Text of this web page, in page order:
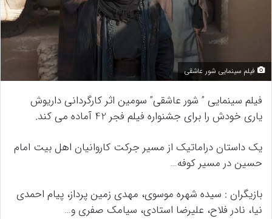
فیلم سینمایی شور عاشقی
فیلم سینمایی ” شور عاشقی” سومین اثر کارگردانی داریوش
یاری خودش را برای جشنواره فیلم فجر 42 آماده می کند.
یک داستان دراماتیک از مسیر جرکت کاروانیان اهل بیت امام
حسین در مسیر کوفه…
بازیگران : سیده شهره موسوی، مهدی زمین پرداز، پیام احمدی
نیا، نادر فلاح، علیرضا استادی، سیامک صفری و…